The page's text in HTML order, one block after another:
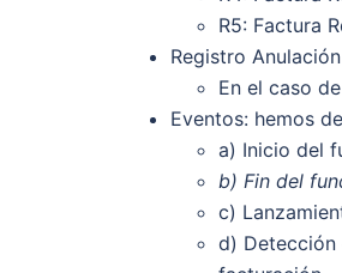
R5: Factura
Registro Anulación
En el caso
Eventos: hemos
a) Inicio del
b) Fin del
c)
d) Detección